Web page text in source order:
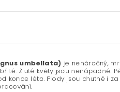
umbellata) je nenáročný,
Žluté květy jsou nenápadné.
konce léta. Plody jsou chutné i